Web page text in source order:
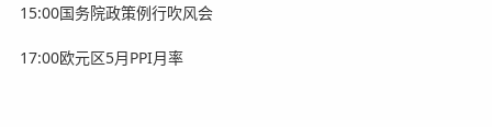
15:00国务院政策例行吹风会
17:00欧元区5月PPI月率